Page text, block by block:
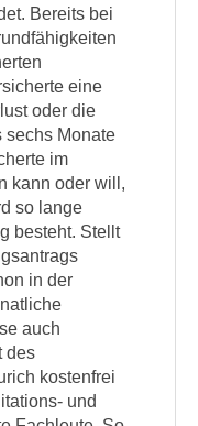
Bereits bei
eine
oder die
sechs Monate
im
kann oder will,
so lange
besteht. Stellt
in der
auch
des
kostenfrei
und